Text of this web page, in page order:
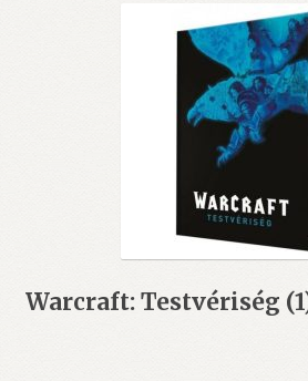
Warcraft: Testvériség